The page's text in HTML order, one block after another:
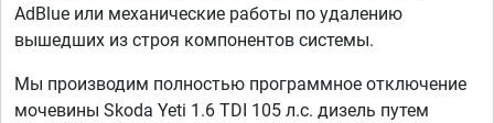
AdBlue или механические работы по удалению
вышедших из строя компонентов системы.
Мы производим полностью программное отключение
мочевины Skoda Yeti 1.6 TDI 105 л.с. дизель путем